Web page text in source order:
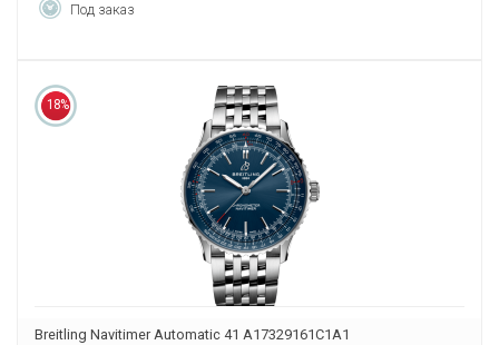
Под заказ
18%
Breitling Navitimer Automatic 41 A17329161C1A1